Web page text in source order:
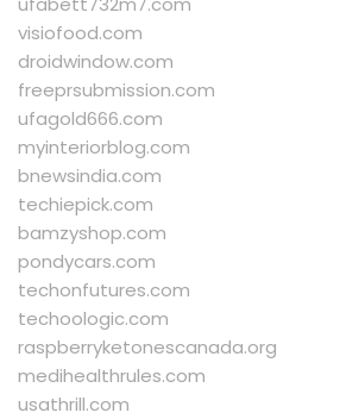
visiofood.com
droidwindow.com
freeprsubmission.com
ufagold666.com
myinteriorblog.com
bnewsindia.com
techiepick.com
bamzyshop.com
pondycars.com
techonfutures.com
techoologic.com
raspberryketonescanada.org
medihealthrules.com
usathrill.com